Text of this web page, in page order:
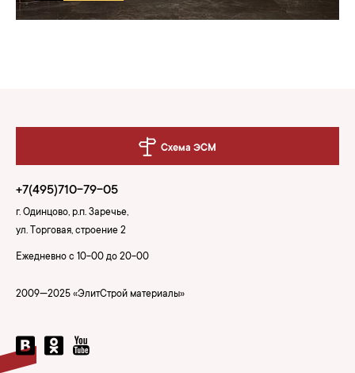
Схема ЭСМ
+7(495)710-79-05
г. Одинцово, р.п. Заречье,
ул. Торговая, строение 2
Ежедневно с 10-00 до 20-00
2009—2025 «ЭлитСтрой материалы»